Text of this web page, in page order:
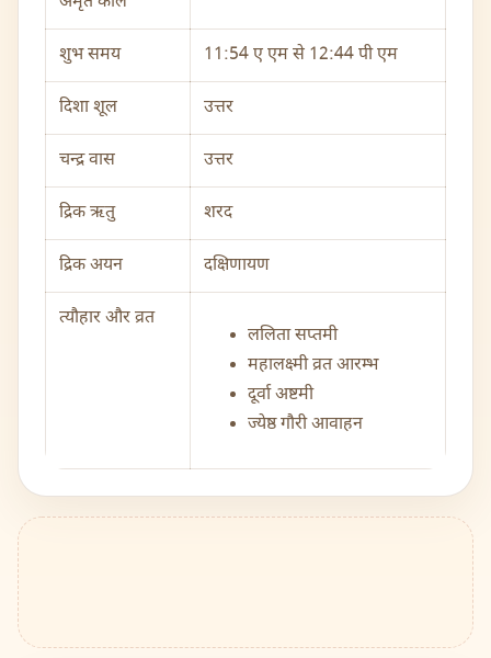
शुभ समय 11:54 ए एम से 12:44 पी एम
दिशा शूल उत्तर
चन्द्र वास उत्तर
द्रिक ऋतु शरद
द्रिक अयन दक्षिणायण
त्यौहार और व्रत
ललिता सप्तमी
महालक्ष्मी व्रत आरम्भ
दूर्वा अष्टमी
ज्येष्ठ गौरी आवाहन